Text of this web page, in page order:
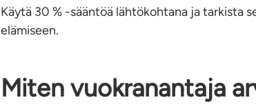
Käytä 30 % -sääntöä lähtökohtana ja tarkista
elämiseen.
Miten vuokranantaja